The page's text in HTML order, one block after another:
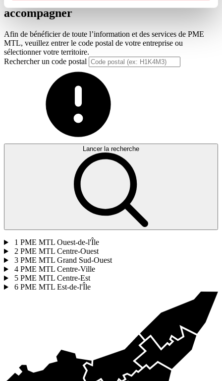
accompagner
Afin de bénéficier de toute l’information et des services de PME
MTL, veuillez entrer le code postal de votre entreprise ou
sélectionner votre territoire.
Rechercher un code postal
Lancer la recherche
1 PME MTL Ouest-de-l'Île
2 PME MTL Centre-Ouest
3 PME MTL Grand Sud-Ouest
4 PME MTL Centre-Ville
5 PME MTL Centre-Est
6 PME MTL Est-de-l'Île